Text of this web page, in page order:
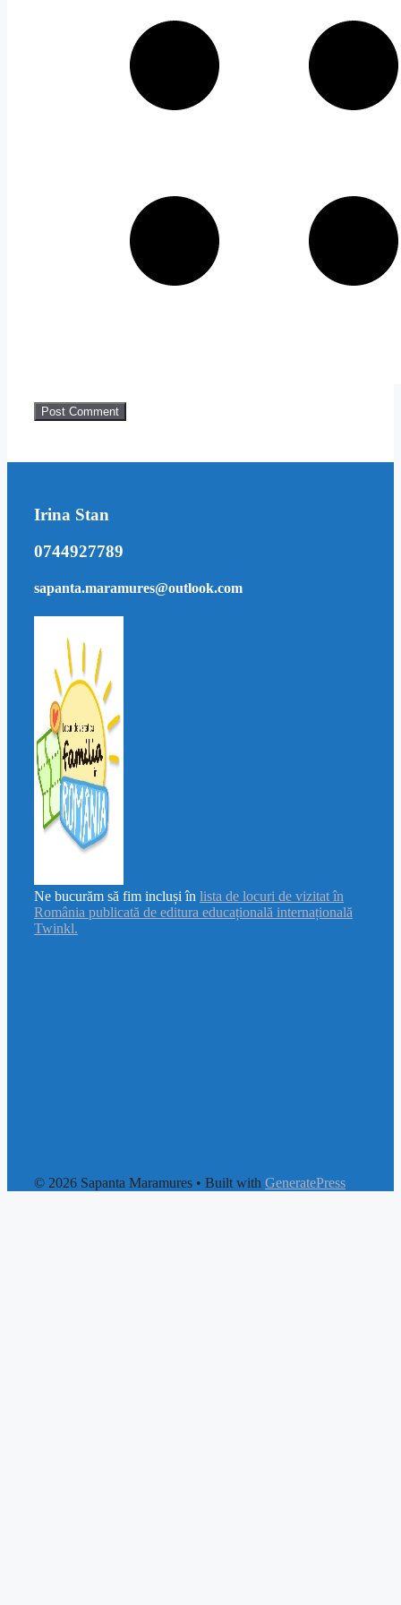
Irina Stan
0744927789
sapanta.maramures@outlook.com
Ne bucurăm să fim incluși în lista de locuri de vizitat în
România publicată de editura educațională internațională
Twinkl.
© 2026 Sapanta Maramures • Built with GeneratePress